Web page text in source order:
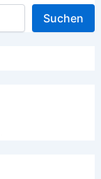
Suchen